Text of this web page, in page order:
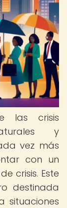
las crisis
y
vez más
con un
crisis. Este
destinada
situaciones